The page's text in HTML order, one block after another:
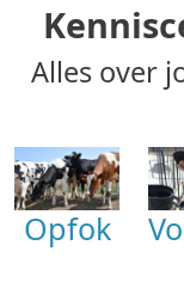
Alles over
Opfok